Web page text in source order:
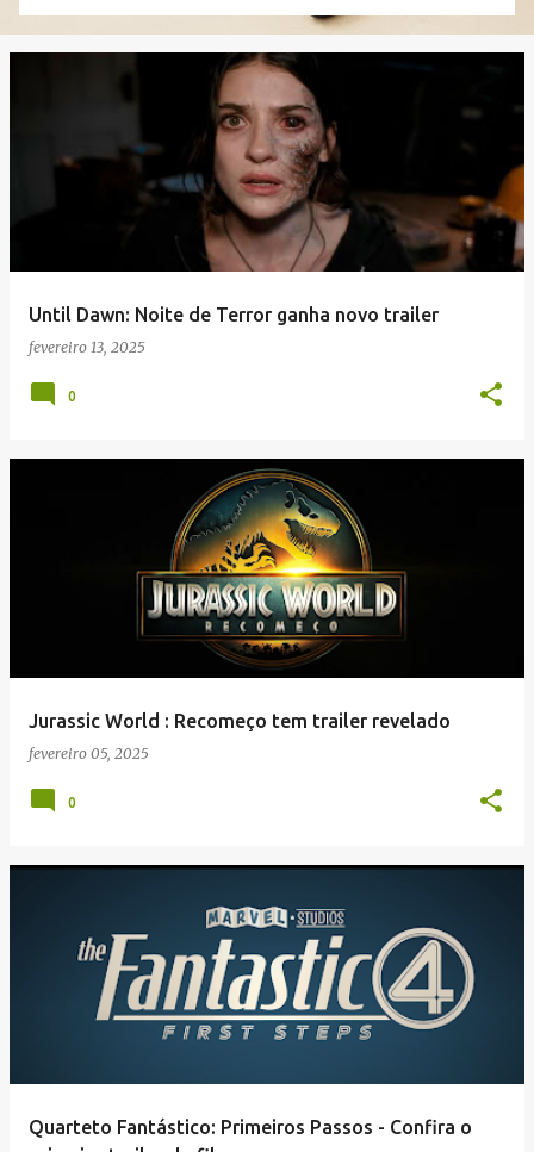
Until Dawn: Noite de Terror ganha novo trailer
fevereiro 13, 2025
0
Jurassic World : Recomeço tem trailer revelado
fevereiro 05, 2025
0
Quarteto Fantástico: Primeiros Passos - Confira o